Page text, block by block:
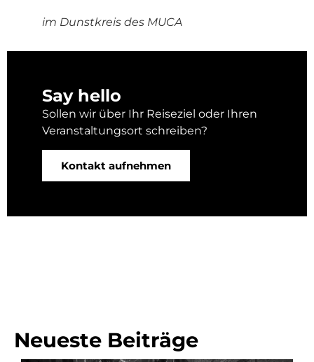
im Dunstkreis des MUCA
Say hello
Sollen wir über Ihr Reiseziel oder Ihren
Veranstaltungsort schreiben?
Kontakt aufnehmen
Neueste Beiträge